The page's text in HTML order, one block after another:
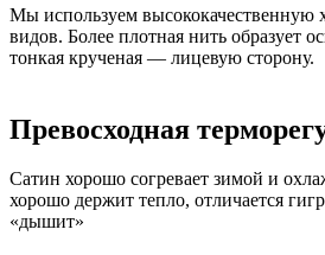
Мы используем высококачественную
видов. Более плотная нить образует
тонкая крученая — лицевую сторону.
Превосходная
Сатин хорошо согревает зимой и
хорошо держит тепло, отличается
«дышит»